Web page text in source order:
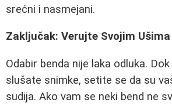
srećni i nasmejani.
Zaključak: Verujte Svojim
Odabir benda nije laka odluka.
slušate snimke, setite se da su
sudija. Ako vam se neki bend ne